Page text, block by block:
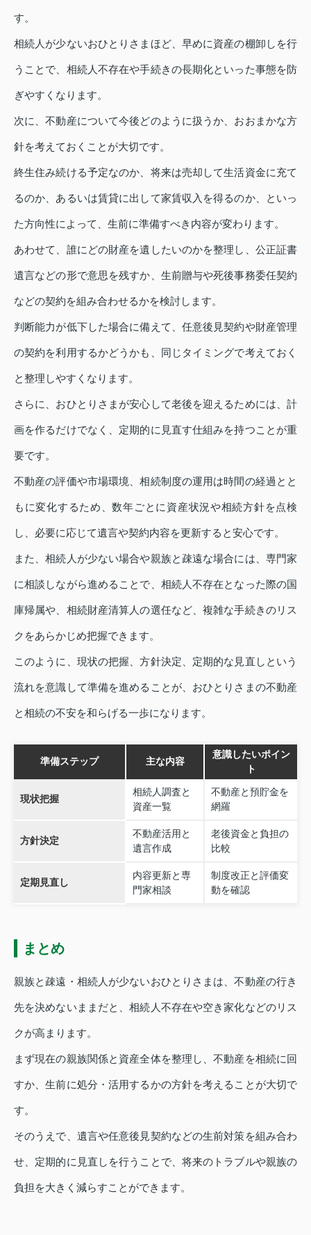
す。
相続人が少ないおひとりさまほど、早めに資産の棚卸しを行
うことで、相続人不存在や手続きの長期化といった事態を防
ぎやすくなります。
次に、不動産について今後どのように扱うか、おおまかな方
針を考えておくことが大切です。
終生住み続ける予定なのか、将来は売却して生活資金に充て
るのか、あるいは賃貸に出して家賃収入を得るのか、といっ
た方向性によって、生前に準備すべき内容が変わります。
あわせて、誰にどの財産を遺したいのかを整理し、公正証書
遺言などの形で意思を残すか、生前贈与や死後事務委任契約
などの契約を組み合わせるかを検討します。
判断能力が低下した場合に備えて、任意後見契約や財産管理
の契約を利用するかどうかも、同じタイミングで考えておく
と整理しやすくなります。
さらに、おひとりさまが安心して老後を迎えるためには、計
画を作るだけでなく、定期的に見直す仕組みを持つことが重
要です。
不動産の評価や市場環境、相続制度の運用は時間の経過とと
もに変化するため、数年ごとに資産状況や相続方針を点検
し、必要に応じて遺言や契約内容を更新すると安心です。
また、相続人が少ない場合や親族と疎遠な場合には、専門家
に相談しながら進めることで、相続人不存在となった際の国
庫帰属や、相続財産清算人の選任など、複雑な手続きのリス
クをあらかじめ把握できます。
このように、現状の把握、方針決定、定期的な見直しという
流れを意識して準備を進めることが、おひとりさまの不動産
と相続の不安を和らげる一歩になります。
準備ステップ 主な内容
意識したいポイン
ト
現状把握
相続人調査と
資産一覧
不動産と預貯金を
網羅
方針決定
不動産活用と
遺言作成
老後資金と負担の
比較
定期見直し
内容更新と専
門家相談
制度改正と評価変
動を確認
まとめ
親族と疎遠・相続人が少ないおひとりさまは、不動産の行き
先を決めないままだと、相続人不存在や空き家化などのリス
クが高まります。
まず現在の親族関係と資産全体を整理し、不動産を相続に回
すか、生前に処分・活用するかの方針を考えることが大切で
す。
そのうえで、遺言や任意後見契約などの生前対策を組み合わ
せ、定期的に見直しを行うことで、将来のトラブルや親族の
負担を大きく減らすことができます。